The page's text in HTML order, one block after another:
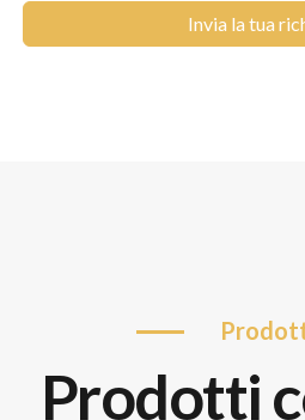
Invia la tua
prodotti